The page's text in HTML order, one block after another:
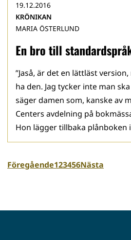
En bro till
19.12.2016
KRÖNIKAN
MARIA ÖSTERLUND
”Jaså, är det en lättläst
ha den. Jag tycker inte man
säger damen som, kanske av
Centers avdelning på
Hon lägger tillbaka plånboken
Föregående123456Nästa